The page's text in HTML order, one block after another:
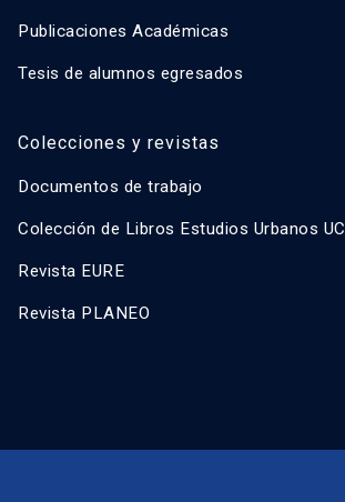
Publicaciones Académicas
Tesis de alumnos egresados
Colecciones y revistas
Documentos de trabajo
Colección de Libros Estudios Urbanos UC
Revista EURE
Revista PLANEO